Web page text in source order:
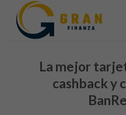
content
La mejor
cashback y